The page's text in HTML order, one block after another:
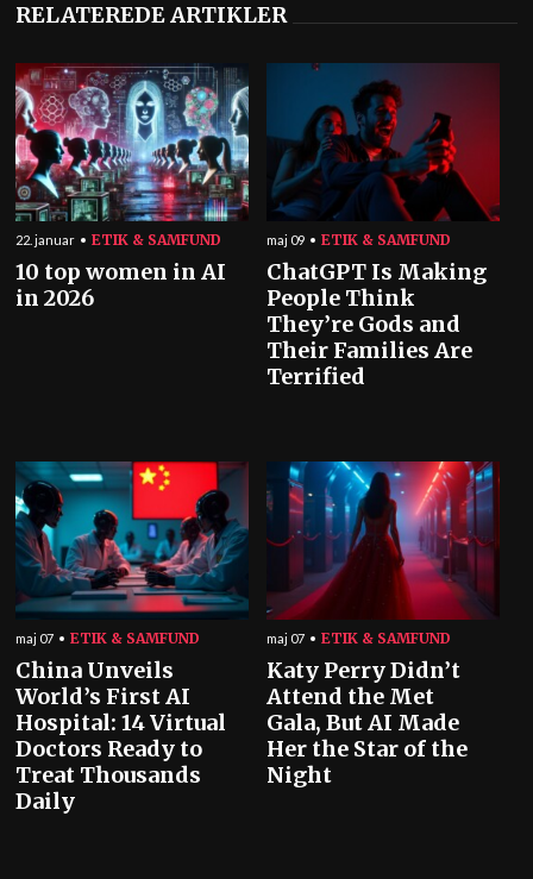
RELATEREDE ARTIKLER
22. januar ETIK & SAMFUND
10 top women in AI
in 2026
maj 09 ETIK & SAMFUND
ChatGPT Is Making
People Think
They’re Gods and
Their Families Are
Terrified
maj 07 ETIK & SAMFUND
China Unveils
World’s First AI
Hospital: 14 Virtual
Doctors Ready to
Treat Thousands
Daily
maj 07 ETIK & SAMFUND
Katy Perry Didn’t
Attend the Met
Gala, But AI Made
Her the Star of the
Night